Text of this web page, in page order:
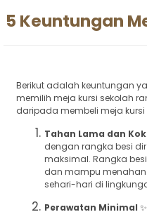
5 Keuntungan
Berikut adalah keuntungan
memilih meja kursi sekolah
daripada membeli meja kursi
Tahan Lama dan
dengan rangka besi
maksimal. Rangka
dan mampu
sehari-hari di
Perawatan Minimal ✨